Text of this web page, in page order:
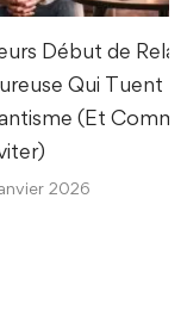
Début de
Qui Tuent le
(Et
2026